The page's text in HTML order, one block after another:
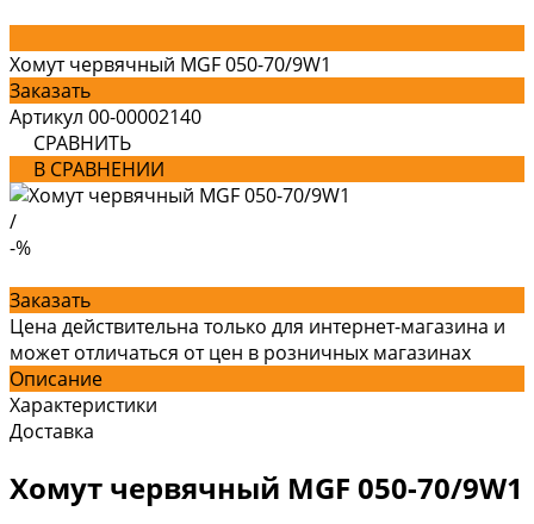
Хомут червячный MGF 050-70/9W1
Заказать
Артикул 00-00002140
СРАВНИТЬ
В СРАВНЕНИИ
/
-%
Заказать
Цена действительна только для интернет-магазина и
может отличаться от цен в розничных магазинах
Описание
Характеристики
Доставка
Хомут червячный MGF 050-70/9W1